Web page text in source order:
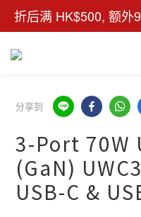
折后满 HK$500, 额外
分享到
3-Port 70W
(GaN)
USB-C &